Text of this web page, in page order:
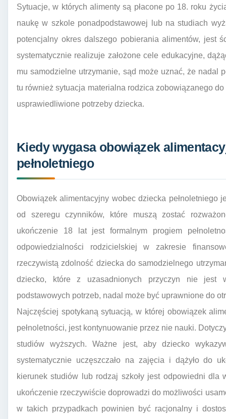
Sytuacje, w których alimenty są płacone po 18. roku
naukę w szkole ponadpodstawowej lub na studiach
potencjalny okres dalszego pobierania alimentów, jest
systematycznie realizuje założone cele edukacyjne,
mu samodzielne utrzymanie, sąd może uznać, że nadal
tu również sytuacja materialna rodzica zobowiązanego
usprawiedliwione potrzeby dziecka.
Kiedy wygasa obowiązek
pełnoletniego
Obowiązek alimentacyjny wobec dziecka pełnoletniego
od szeregu czynników, które muszą zostać
ukończenie 18 lat jest formalnym progiem
odpowiedzialności rodzicielskiej w zakresie
rzeczywistą zdolność dziecka do samodzielnego
dziecko, które z uzasadnionych przyczyn nie jest
podstawowych potrzeb, nadal może być uprawnione do
Najczęściej spotykaną sytuacją, w której obowiązek
pełnoletności, jest kontynuowanie przez nie nauki.
studiów wyższych. Ważne jest, aby dziecko
systematycznie uczęszczało na zajęcia i dążyło do
kierunek studiów lub rodzaj szkoły jest odpowiedni
ukończenie rzeczywiście doprowadzi do możliwości
w takich przypadkach powinien być racjonalny i